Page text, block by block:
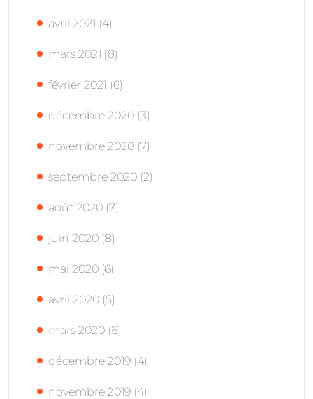
avril 2021 (4)
mars 2021 (8)
février 2021 (6)
décembre 2020 (3)
novembre 2020 (7)
septembre 2020 (2)
août 2020 (7)
juin 2020 (8)
mai 2020 (6)
avril 2020 (5)
mars 2020 (6)
décembre 2019 (4)
novembre 2019 (4)